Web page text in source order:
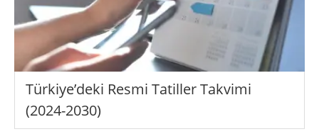
Türkiye’deki Resmi Tatiller Takvimi
(2024-2030)